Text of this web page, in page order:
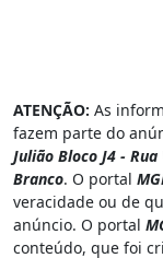
ATENÇÃO: As
fazem parte do
Julião Bloco J4 -
Branco. O portal
veracidade ou de
anúncio. O portal
conteúdo, que foi